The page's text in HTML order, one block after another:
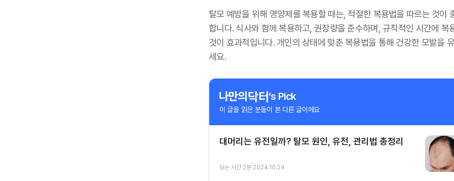
탈모 예방을 위해 영양제를 복용할 때는, 적절한 복용법을 따르는 것이
합니다. 식사와 함께 복용하고, 권장량을 준수하며, 규칙적인 시간에 복
것이 효과적입니다. 개인의 상태에 맞춘 복용법을 통해 건강한 모발을
세요.
‘s Pick
이 글을 읽은 분들이 본 다른 글이에요
대머리는 유전일까? 탈모 원인, 유전, 관리법 총정리
읽는 시간 2분 2024.10.24